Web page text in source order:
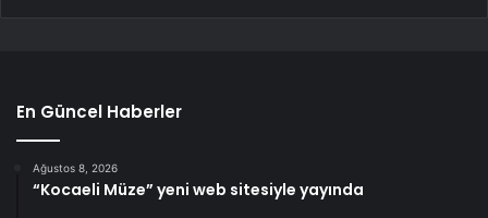
En Güncel Haberler
Ağustos 8, 2026
“Kocaeli Müze” yeni web sitesiyle yayında